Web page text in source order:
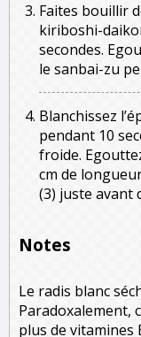
Faites bouillir
kiriboshi-
secondes.
le sanbai-zu
Blanchissez
pendant 10
froide.
cm de
(3) juste avant
Notes
Le radis blanc
Paradoxalement,
plus de vitamines